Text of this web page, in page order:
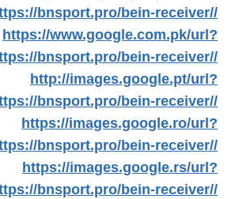
bnsport.pro/bein-receiver//
https://www.google.com.pk/url?
bnsport.pro/bein-receiver//
http://images.google.pt/url?
bnsport.pro/bein-receiver//
https://images.google.ro/url?
bnsport.pro/bein-receiver//
https://images.google.rs/url?
bnsport.pro/bein-receiver//